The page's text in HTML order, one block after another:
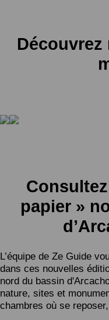
papier »
L’équipe de Ze Guide
dans ces nouvelles
nord du bassin
nature, sites et
chambres où se